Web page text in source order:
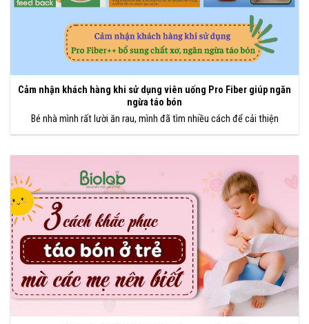
Cảm nhận khách hàng khi sử dụng viên uống Pro Fiber giúp ngăn
ngừa táo bón
Bé nhà mình rất lười ăn rau, mình đã tìm nhiều cách để cải thiện